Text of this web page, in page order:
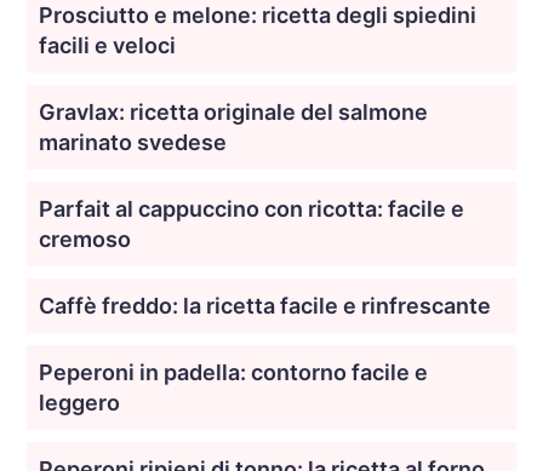
Prosciutto e melone: ricetta degli spiedini
facili e veloci
Gravlax: ricetta originale del salmone
marinato svedese
Parfait al cappuccino con ricotta: facile e
cremoso
Caffè freddo: la ricetta facile e rinfrescante
Peperoni in padella: contorno facile e
leggero